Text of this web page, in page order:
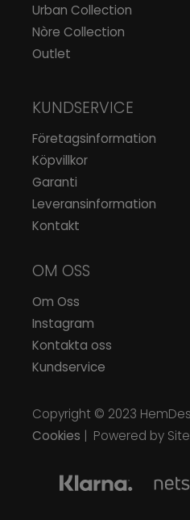
Urban Collection
Nòre Collection
Outlet
KUNDSERVICE
Företagsinformation
Köpvillkor
Garanti
Leveransinformation
Kontakt
OM OSS
Om Oss
Instagram
Kontakta oss
Kundservice
Copyright © 2023
Cookies | Powered by